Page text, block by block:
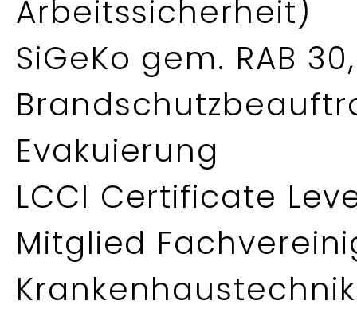
Arbeitssicherheit)
SiGeKo gem. RAB
Evakuierung
LCCI Certificate
Mitglied